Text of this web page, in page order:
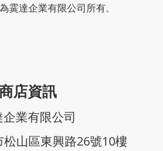
為霙達企業有限公司所有。
店資訊
業有限公司
山區東興路26號10樓